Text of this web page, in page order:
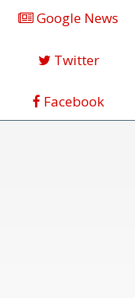
Google News
Twitter
Facebook